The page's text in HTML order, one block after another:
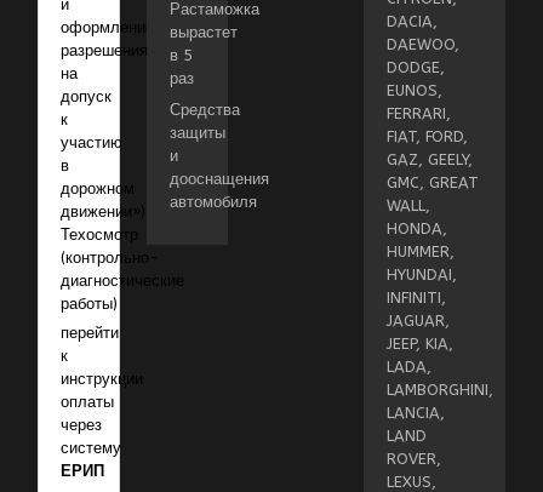
и
оформление
разрешения
на
допуск
к
участию
в
дорожном
движении»)
Техосмотр
(контрольно-
диагностические
работы)
перейти
к
инструкции
оплаты
через
систему
ЕРИП
Растаможка
вырастет
в 5
раз
Средства
защиты
и
дооснащения
автомобиля
DACIA,
DAEWOO,
DODGE,
EUNOS,
FERRARI,
FIAT, FORD,
GAZ, GEELY,
GMC, GREAT
WALL,
HONDA,
HUMMER,
HYUNDAI,
INFINITI,
JAGUAR,
JEEP, KIA,
LADA,
LAMBORGHINI,
LANCIA,
LAND
ROVER,
LEXUS,